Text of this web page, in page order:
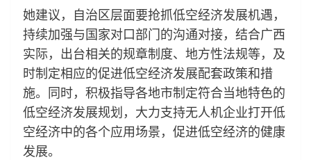
她建议，自治区层面要抢抓低空经济发展机遇，
持续加强与国家对口部门的沟通对接，结合广西
实际，出台相关的规章制度、地方性法规等，及
时制定相应的促进低空经济发展配套政策和措
施。同时，积极指导各地市制定符合当地特色的
低空经济发展规划，大力支持无人机企业打开低
空经济中的各个应用场景，促进低空经济的健康
发展。